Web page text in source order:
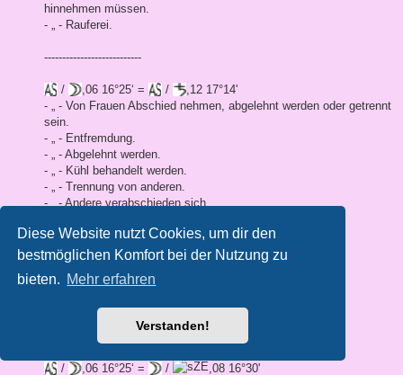
Diese Website nutzt Cookies, um dir den
bestmöglichen Komfort bei der Nutzung zu
bieten. Mehr erfahren
Verstanden!
hinnehmen müssen.
- „ - Rauferei.
---------------------------
/ ,06 16°25‘ = /
,12 17°14'
- „ - Von Frauen Abschied nehmen, abgelehnt werden oder getrennt
sein.
- „ - Entfremdung.
- „ - Abgelehnt werden.
- „ - Kühl behandelt werden.
- „ - Trennung von anderen.
- „ - Andere verabschieden sich.
---------------------------
/ ,06 16°25‘ =
---------------------------
/ ,06 16°25‘ = / ,08 16°30'